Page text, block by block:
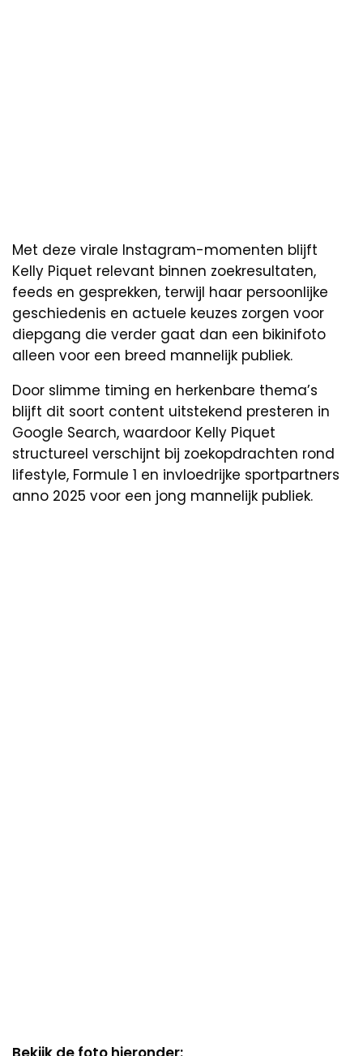
Met deze virale Instagram-momenten blijft
Kelly Piquet relevant binnen zoekresultaten,
feeds en gesprekken, terwijl haar persoonlijke
geschiedenis en actuele keuzes zorgen voor
diepgang die verder gaat dan een bikinifoto
alleen voor een breed mannelijk publiek.
Door slimme timing en herkenbare thema’s
blijft dit soort content uitstekend presteren in
Google Search, waardoor Kelly Piquet
structureel verschijnt bij zoekopdrachten rond
lifestyle, Formule 1 en invloedrijke sportpartners
anno 2025 voor een jong mannelijk publiek.